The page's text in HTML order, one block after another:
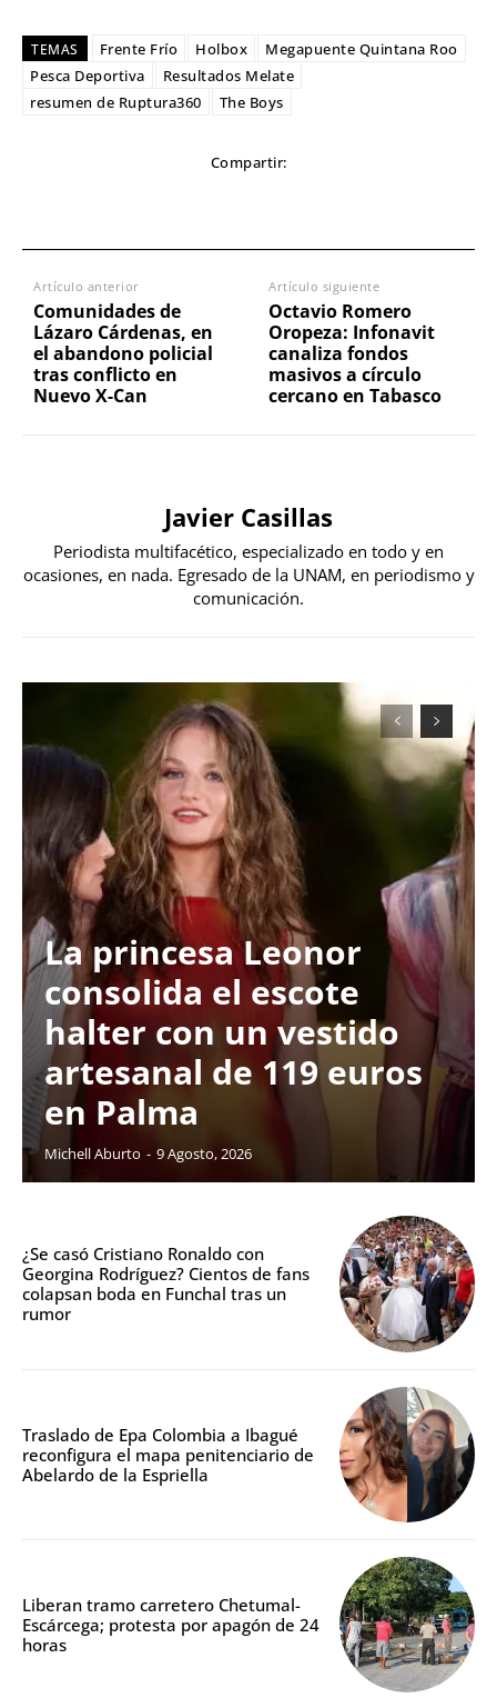
TEMAS Frente Frío Holbox
Megapuente Quintana Roo
Pesca Deportiva
Resultados Melate
resumen de Ruptura360
The Boys
Compartir:
Artículo anterior
Comunidades de
Lázaro Cárdenas, en
el abandono policial
tras conflicto en
Nuevo X-Can
Artículo siguiente
Octavio Romero
Oropeza: Infonavit
canaliza fondos
masivos a círculo
cercano en Tabasco
Javier Casillas
Periodista multifacético, especializado en todo y en
ocasiones, en nada. Egresado de la UNAM, en periodismo y
comunicación.
La princesa Leonor
consolida el escote
halter con un vestido
artesanal de 119 euros
en Palma
Michell Aburto - 9 Agosto, 2026
¿Se casó Cristiano Ronaldo con
Georgina Rodríguez? Cientos de fans
colapsan boda en Funchal tras un
rumor
Traslado de Epa Colombia a Ibagué
reconfigura el mapa penitenciario de
Abelardo de la Espriella
Liberan tramo carretero Chetumal-
Escárcega; protesta por apagón de 24
horas